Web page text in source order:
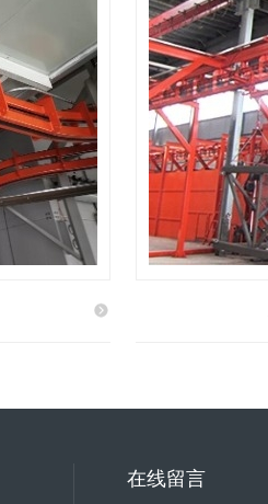
在线留言